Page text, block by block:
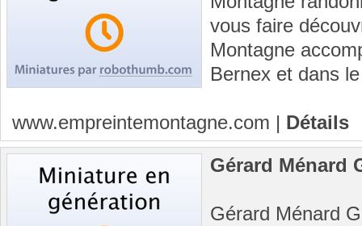
vous faire
Montagne
Bernex et dans
www.empreintemontagne.com | Détails
Gérard Ménard
Gérard Ménard